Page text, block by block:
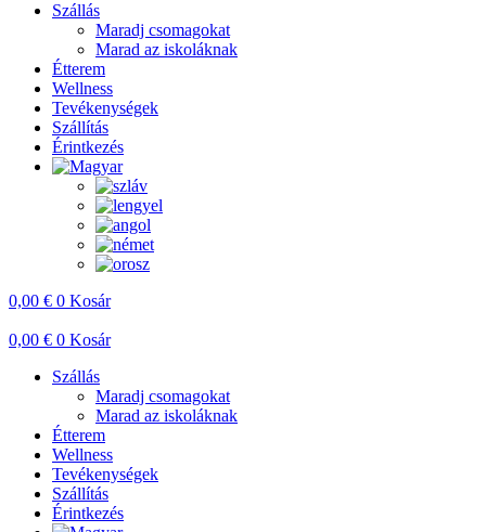
Szállás
Maradj csomagokat
Marad az iskoláknak
Étterem
Wellness
Tevékenységek
Szállítás
Érintkezés
0,00 € 0 Kosár
0,00 € 0 Kosár
Szállás
Maradj csomagokat
Marad az iskoláknak
Étterem
Wellness
Tevékenységek
Szállítás
Érintkezés